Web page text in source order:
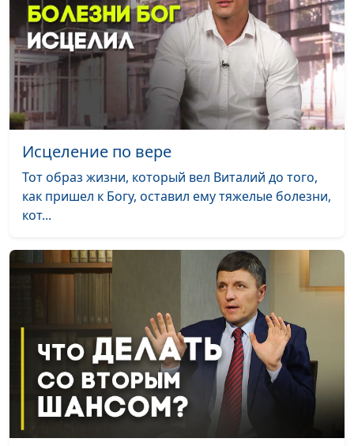
Воздавать ли злом за зло?
Юлия Синицына,
Сергей Давидоглу,
библеист, аспирант
Российского
государственного
гуманитарного
История Иосифа: как
достичь успеха?
Юлия Синицына,
Сергей Давидоглу,
библеист, аспирант
гуманитарного
университета
Исав и Иаков: обман,
приведший к добру
Юлия Синицына,
Сергей Давидоглу,
библеист, аспирант
Российского
государственного
гуманитарного
Исцеление по вере
Тот образ жизни, который вел Виталий до того,
как пришел к Богу, оставил ему тяжелые болезни,
кот...